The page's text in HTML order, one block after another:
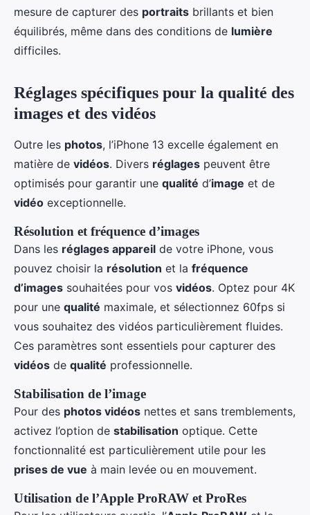
mesure de capturer des portraits brillants et bien
équilibrés, même dans des conditions de lumière
difficiles.
Réglages spécifiques pour la qualité des
images et des vidéos
Outre les photos, l’iPhone 13 excelle également en
matière de vidéos. Divers réglages peuvent être
optimisés pour garantir une qualité d’image et de
vidéo exceptionnelle.
Résolution et fréquence d’images
Dans les réglages appareil de votre iPhone, vous
pouvez choisir la résolution et la fréquence
d’images souhaitées pour vos vidéos. Optez pour 4K
pour une qualité maximale, et sélectionnez 60fps si
vous souhaitez des vidéos particulièrement fluides.
Ces paramètres sont essentiels pour capturer des
vidéos de qualité professionnelle.
Stabilisation de l’image
Pour des photos vidéos nettes et sans tremblements,
activez l’option de stabilisation optique. Cette
fonctionnalité est particulièrement utile pour les
prises de vue à main levée ou en mouvement.
Utilisation de l’Apple ProRAW et ProRes